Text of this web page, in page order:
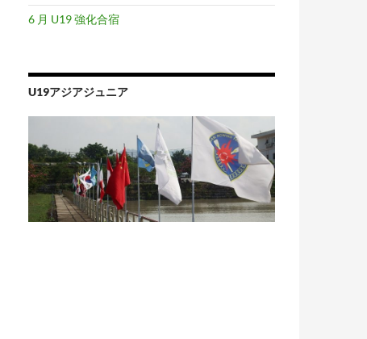
6 月 U19 強化合宿
U19アジアジュニア